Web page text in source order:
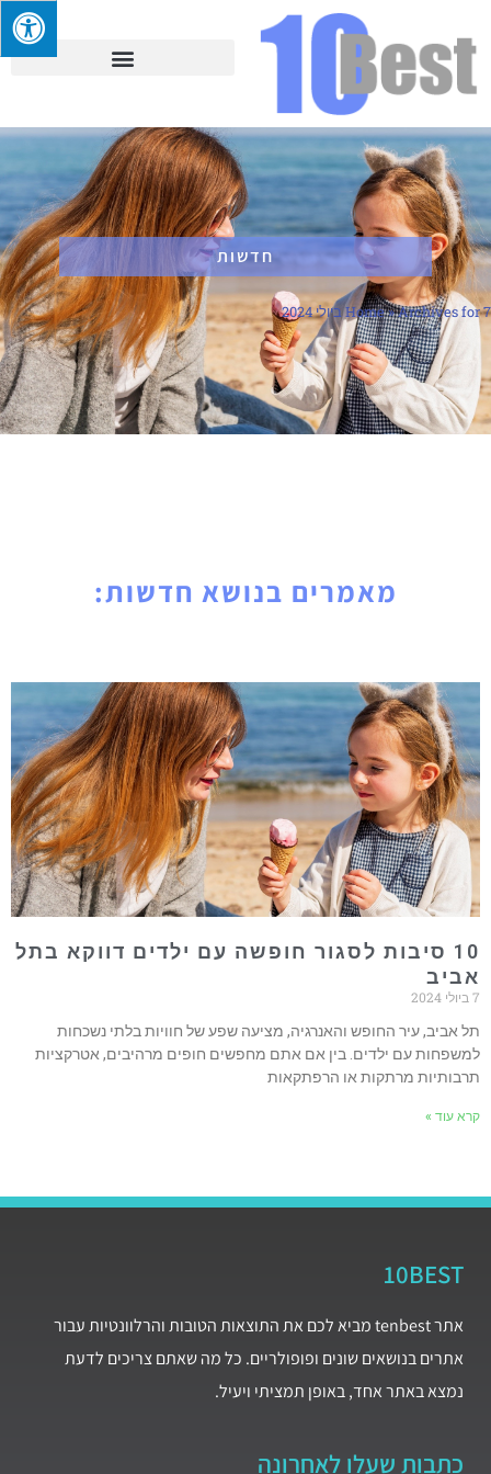
חדשות
Home»Archives for 7 ביולי 2024
מאמרים בנושא חדשות:
10 סיבות לסגור חופשה עם ילדים דווקא בתל
אביב
7 ביולי 2024
תל אביב, עיר החופש והאנרגיה, מציעה שפע של חוויות בלתי נשכחות
למשפחות עם ילדים. בין אם אתם מחפשים חופים מרהיבים, אטרקציות
תרבותיות מרתקות או הרפתקאות
קרא עוד »
10BEST
אתר tenbest מביא לכם את התוצאות הטובות והרלוונטיות עבור
אתרים בנושאים שונים ופופולריים. כל מה שאתם צריכים לדעת
נמצא באתר אחד, באופן תמציתי ויעיל.
כתבות שעלו לאחרונה